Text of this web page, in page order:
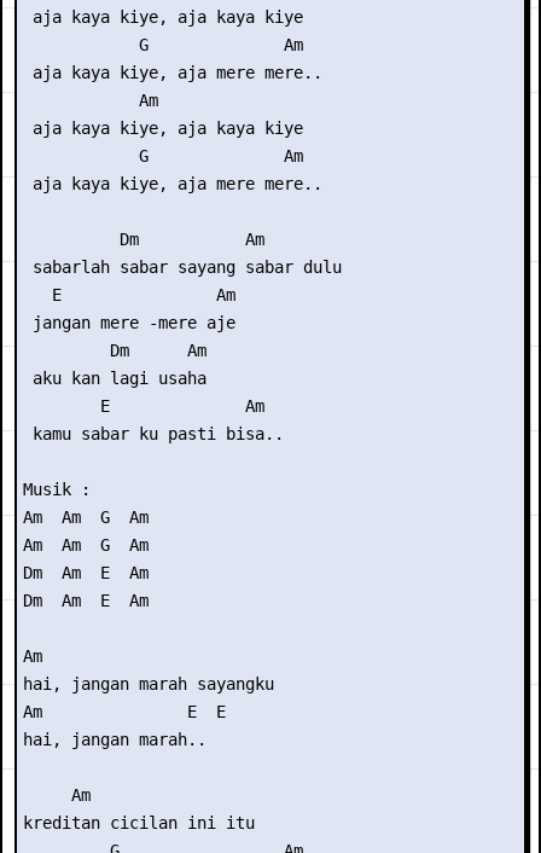
aja kaya kiye, aja kaya kiye
            G              Am
aja kaya kiye, aja mere mere..
            Am
aja kaya kiye, aja kaya kiye
            G              Am
aja kaya kiye, aja mere mere..
          Dm           Am
sabarlah sabar sayang sabar dulu
   E                Am
jangan mere -mere aje
         Dm      Am
aku kan lagi usaha
        E              Am
kamu sabar ku pasti bisa..
Musik :
Am  Am  G  Am
Am  Am  G  Am
Dm  Am  E  Am
Dm  Am  E  Am
Am
hai, jangan marah sayangku
Am               E  E
hai, jangan marah..
     Am
kreditan cicilan ini itu